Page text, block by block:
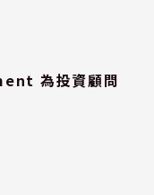
為投資顧問